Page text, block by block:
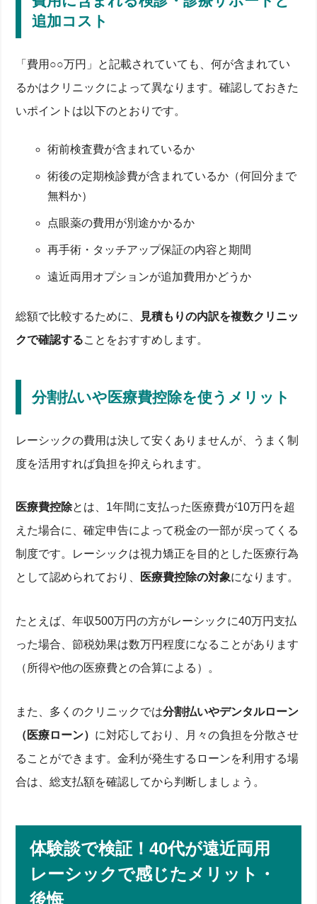
追加コスト
「費用○○万円」と記載されていても、何が含まれてい
るかはクリニックによって異なります。確認しておきた
いポイントは以下のとおりです。
術前検査費が含まれているか
術後の定期検診費が含まれているか（何回分まで
無料か）
点眼薬の費用が別途かかるか
再手術・タッチアップ保証の内容と期間
遠近両用オプションが追加費用かどうか
総額で比較するために、
見積もりの内訳を複数クリニッ
クで確認することをおすすめします。
分割払いや医療費控除を使うメリット
レーシックの費用は決して安くありませんが、うまく制
度を活用すれば負担を抑えられます。
医療費控除とは、1年間に支払った医療費が10万円を超
えた場合に、確定申告によって税金の一部が戻ってくる
制度です。レーシックは視力矯正を目的とした医療行為
として認められており、 医療費控除の対象になります。
たとえば、年収500万円の方がレーシックに40万円支払
った場合、節税効果は数万円程度になることがあります
（所得や他の医療費との合算による）。
また、多くのクリニックでは分割払いやデンタルローン
（医療ローン） に対応しており、月々の負担を分散させ
ることができます。金利が発生するローンを利用する場
合は、総支払額を確認してから判断しましょう。
体験談で検証！40代が遠近両用
レーシックで感じたメリット・
後悔